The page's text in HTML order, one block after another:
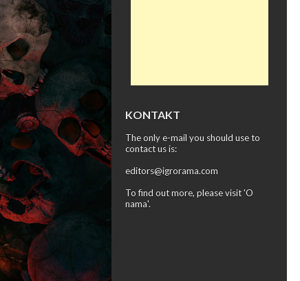
KONTAKT
The only e-mail you should use to
contact us is:
editors@igrorama.com
To find out more, please visit 'O
nama'.